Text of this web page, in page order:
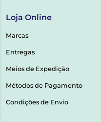
Loja Online
Marcas
Entregas
Meios de Expedição
Métodos de Pagamento
Condições de Envio